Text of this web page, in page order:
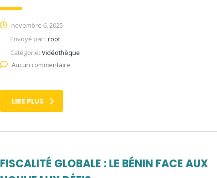
novembre 6, 2025
Envoyé par : root
Catégorie: Vidéothèque
Aucun commentaire
LIRE PLUS
FISCALITÉ GLOBALE : LE BÉNIN FACE AUX